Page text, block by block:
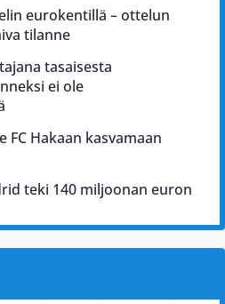
eurokentillä – ottelun
tilanne
tasaisesta
ei ole
FC Hakaan kasvamaan
teki 140 miljoonan euron